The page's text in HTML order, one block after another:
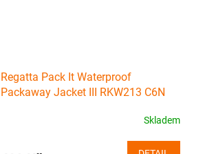
Regatta Pack It Waterproof
Packaway Jacket III RKW213 C6N
Skladem